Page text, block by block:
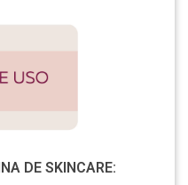
DE SKINCARE: